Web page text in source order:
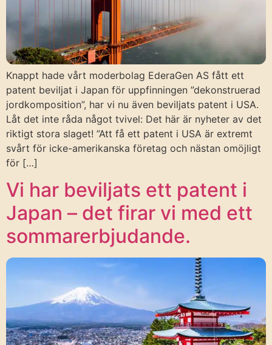
Knappt hade vårt moderbolag EderaGen AS fått ett
patent beviljat i Japan för uppfinningen ”dekonstruerad
jordkomposition”, har vi nu även beviljats patent i USA.
Låt det inte råda något tvivel: Det här är nyheter av det
riktigt stora slaget! ”Att få ett patent i USA är extremt
svårt för icke-amerikanska företag och nästan omöjligt
för […]
Vi har beviljats ett patent i
Japan – det firar vi med ett
sommarerbjudande.